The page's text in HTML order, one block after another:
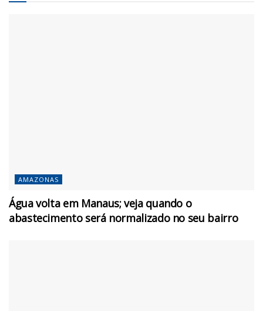
AMAZONAS
Água volta em Manaus; veja quando o
abastecimento será normalizado no seu bairro